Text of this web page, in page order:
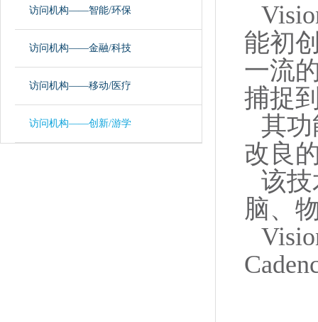
访问机构——智能/环保
访问机构——金融/科技
访问机构——移动/医疗
访问机构——创新/游学
能初
一流
捕捉
其
改良
该
脑、